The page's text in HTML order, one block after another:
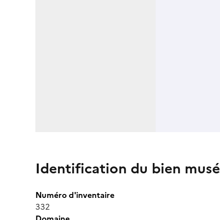
Identification du bien
Numéro d'inventaire
332